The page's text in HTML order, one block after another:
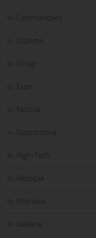
Communiqués
Cyclisme
Design
Expo
Festival
Gastronomie
High-Tech
Hippique
Interview
Joaillerie